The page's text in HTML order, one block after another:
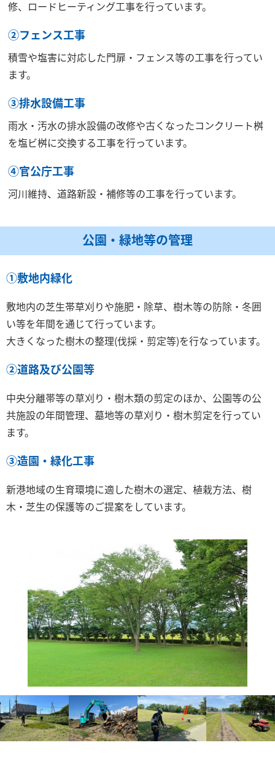
修、ロードヒーティング工事を行っています。
②フェンス工事
積雪や塩害に対応した門扉・フェンス等の工事を行ってい
ます。
③排水設備工事
雨水・汚水の排水設備の改修や古くなったコンクリート桝
を塩ビ桝に交換する工事を行っています。
④官公庁工事
河川維持、道路新設・補修等の工事を行っています。
公園・緑地等の管理
①敷地内緑化
敷地内の芝生帯草刈りや施肥・除草、樹木等の防除・冬囲
い等を年間を通じて行っています。
大きくなった樹木の整理(伐採・剪定等)を行なっています。
②道路及び公園等
中央分離帯等の草刈り・樹木類の剪定のほか、公園等の公
共施設の年間管理、墓地等の草刈り・樹木剪定を行ってい
ます。
③造園・緑化工事
新港地域の生育環境に適した樹木の選定、植栽方法、樹
木・芝生の保護等のご提案をしています。